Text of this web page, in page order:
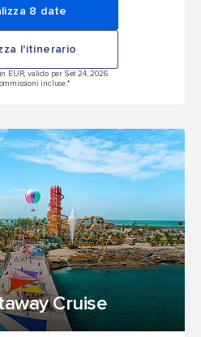
8 date
l'itinerario
EUR, valido per Set 24, 2026
incluse.*
Cruise